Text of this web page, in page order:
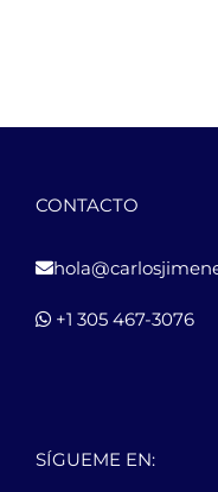
CONTACTO
+1 305 467-3076
SÍGUEME EN: